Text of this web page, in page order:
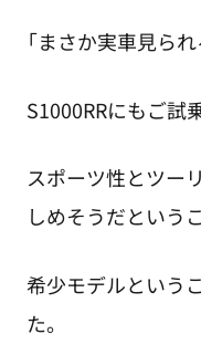
「まさか実車見ら
S1000RRにもご試
スポーツ性とツー
しめそうだというこ
希少モデルという
た。